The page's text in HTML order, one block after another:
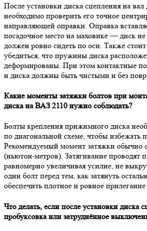
После установки диска сцепления на вал
необходимо проверить его точное
направляющей оправки. Оправка
посадочное место на маховике — диск
должен ровно сидеть по оси. Также
убедиться, что пружины диска
деформированы. При этом контактные
и диска должны быть чистыми и без
Какие моменты затяжки болтов при
диска на ВАЗ 2110 нужно соблюдать?
Болты крепления прижимного диска
по диагональной схеме, чтобы избежать
Рекомендуемый момент затяжки обычно
(ньютон-метров). Затягивание проводят
равномерно увеличивая усилие, не
один болт перед тем, как затянуть
обеспечить плотное и ровное
Что делать, если после установки диска
пробуксовка или затруднённое